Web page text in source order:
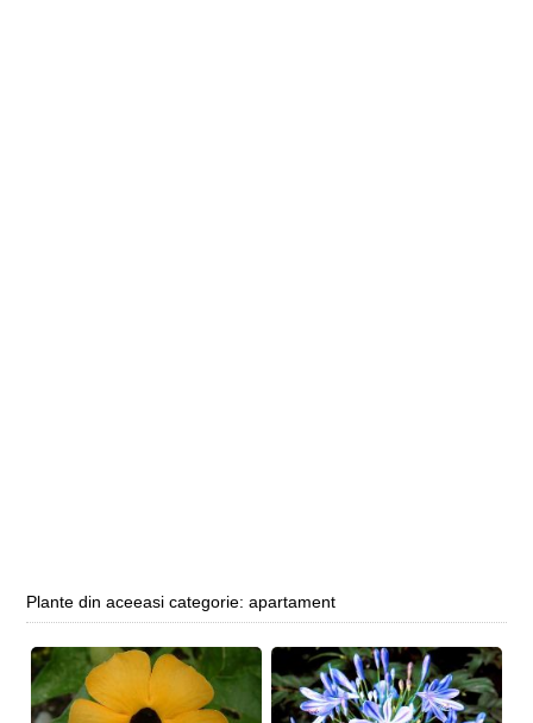
Plante din aceeasi categorie: apartament